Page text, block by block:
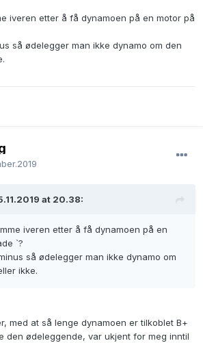
iveren etter å få dynamoen på en motor på
så ødelegger man ikke dynamo om den
at 20.38:
iveren etter å få dynamoen på en
`?
så ødelegger man ikke dynamo om
ikke.
med at så lenge dynamoen er tilkoblet B+
den ødeleggende, var ukjent for meg inntil